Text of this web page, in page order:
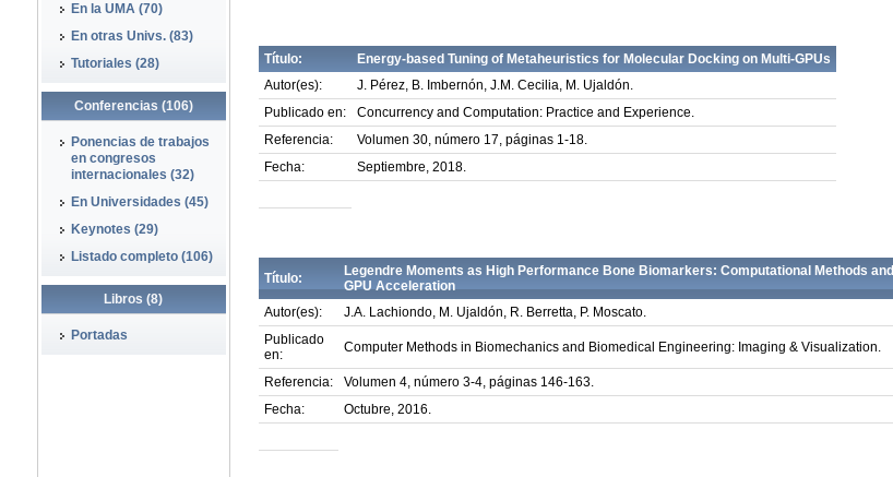
En la UMA (70)
En otras Univs. (83)
Tutoriales (28)
Conferencias (106)
Ponencias de trabajos
en congresos
internacionales (32)
En Universidades (45)
Keynotes (29)
Listado completo (106)
Libros (8)
Portadas
Título:
Energy-based Tuning of Metaheuristics for Molecular Docking on Multi-GPUs
Autor(es):
J. Pérez, B. Imbernón, J.M. Cecilia, M. Ujaldón.
Publicado en:
Concurrency and Computation: Practice and Experience.
Referencia:
Volumen 30, número 17, páginas 1-18.
Fecha:
Septiembre, 2018.
Título:
Legendre Moments as High Performance Bone Biomarkers: Computational Methods and
GPU Acceleration
Autor(es):
J.A. Lachiondo, M. Ujaldón, R. Berretta, P. Moscato.
Publicado
en:
Computer Methods in Biomechanics and Biomedical Engineering: Imaging & Visualization.
Referencia:
Volumen 4, número 3-4, páginas 146-163.
Fecha:
Octubre, 2016.